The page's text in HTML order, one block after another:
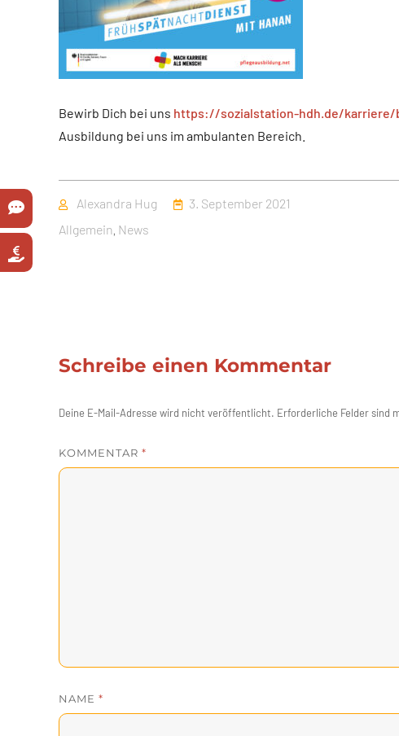
Bewirb Dich bei uns https://sozialstation-hdh.de/karriere/
Ausbildung bei uns im ambulanten Bereich.
Autor
Alexandra Hug
Veröffentlicht
3. September 2021
Kategorien
Allgemein, News
Schreibe einen Kommentar
Deine E-Mail-Adresse wird nicht veröffentlicht. Erforderliche Felder sind
KOMMENTAR *
NAME *